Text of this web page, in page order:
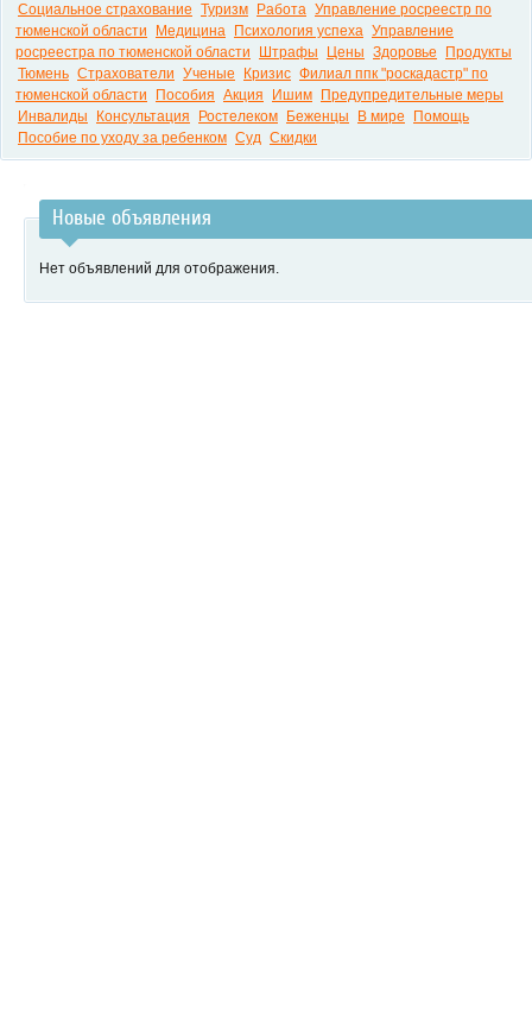
Социальное страхование Туризм Работа Управление росреестр по
тюменской области
Медицина Психология успеха Управление
росреестра по тюменской области
Штрафы Цены Здоровье
Продукты
Тюмень Страхователи Ученые Кризис Филиал ппк "роскадастр" по
тюменской области
Пособия Акция Ишим
Предупредительные меры
Инвалиды
Консультация Ростелеком Беженцы В мире
Помощь
Пособие по уходу за ребенком Суд Скидки
Новые объявления
Нет объявлений для отображения.